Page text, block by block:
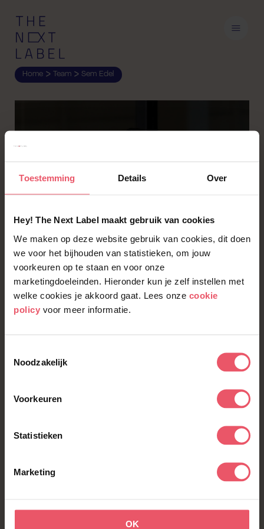
Toestemming Details Over
Hey! The Next Label maakt gebruik van cookies
We maken op deze website gebruik van cookies, dit doen
we voor het bijhouden van statistieken, om jouw
voorkeuren op te staan en voor onze
marketingdoeleinden. Hieronder kun je zelf instellen met
welke cookies je akkoord gaat. Lees onze cookie
policy voor meer informatie.
Noodzakelijk
Voorkeuren
Statistieken
Marketing
OK
Home > Team > Sem Edel
Sem